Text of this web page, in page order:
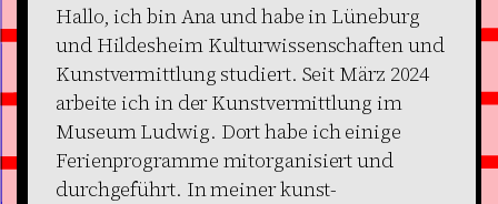
Hallo, ich bin Ana und habe in Lüneburg
und Hildesheim Kulturwissenschaften und
Kunstvermittlung studiert. Seit März 2024
arbeite ich in der Kunstvermittlung im
Museum Ludwig. Dort habe ich einige
Ferienprogramme mitorganisiert und
durchgeführt. In meiner kunst-